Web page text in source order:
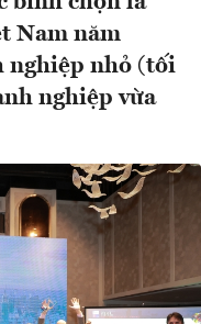
Nam năm
nghiệp nhỏ (tối
nghiệp vừa